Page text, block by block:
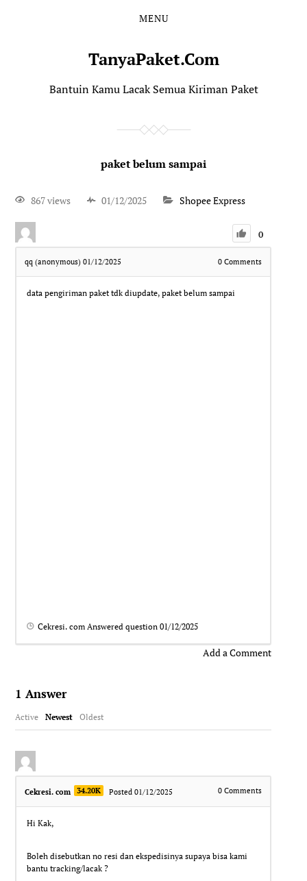
MENU
TanyaPaket.Com
Bantuin Kamu Lacak Semua Kiriman Paket
paket belum sampai
867 views 01/12/2025 Shopee Express
0
qq (anonymous)01/12/2025 0Comments
data pengiriman paket tdk diupdate, paket belum sampai
Cekresi. com Answered question01/12/2025
Add a Comment
1 Answer
Active Newest Oldest
Cekresi. com 34.20K Posted 01/12/2025 0Comments
Hi Kak,
Boleh disebutkan no resi dan ekspedisinya supaya bisa kami
bantu tracking/lacak ?